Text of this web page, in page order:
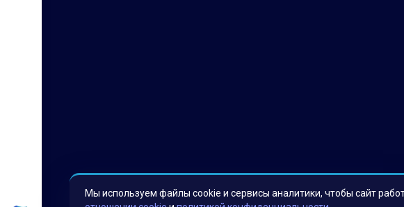
Мы используем файлы cookie и сервисы аналитики, чтобы сайт